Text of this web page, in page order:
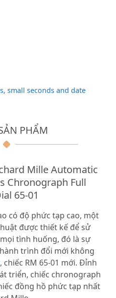
PHẨM
Mille Automatic
Chronograph Full
65-01
có độ phức tạp cao, một
được thiết kế để sử
tình huống, đó là sự
trình đổi mới không
, chiếc RM 65-01 mới. Đỉnh
triển, chiếc chronograph
đồng hồ phức tạp nhất
small seconds and date